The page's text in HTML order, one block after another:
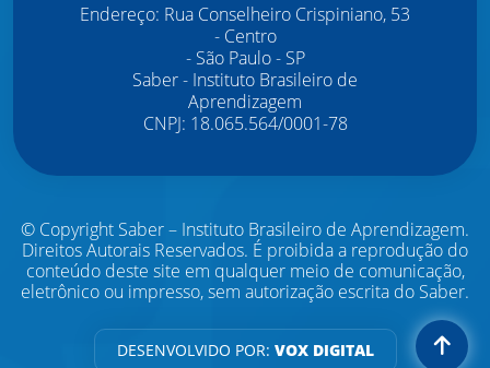
Endereço: Rua Conselheiro Crispiniano, 53
- Centro
- São Paulo - SP
Saber - Instituto Brasileiro de
Aprendizagem
CNPJ: 18.065.564/0001-78
© Copyright Saber – Instituto Brasileiro de Aprendizagem.
Direitos Autorais Reservados. É proibida a reprodução do
conteúdo deste site em qualquer meio de comunicação,
eletrônico ou impresso, sem autorização escrita do Saber.
DESENVOLVIDO POR: VOX DIGITAL